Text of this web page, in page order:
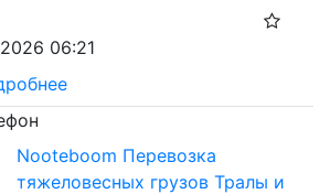
06:21
Nooteboom Перевозка
тяжеловесных грузов Тралы и